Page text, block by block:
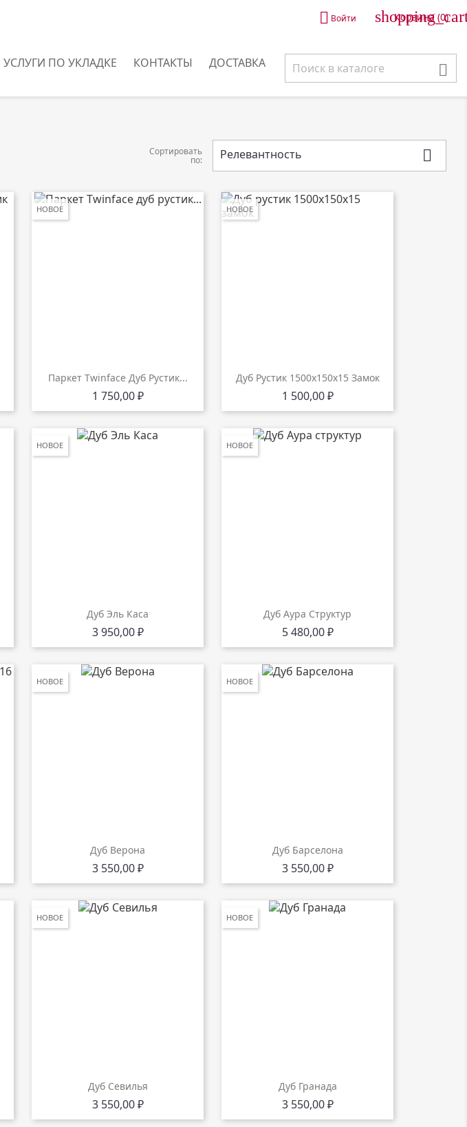
 Войти Корзина (0)
УСЛУГИ ПО УКЛАДКЕ КОНТАКТЫ ДОСТАВКА 
Сортировать
по: Релевантность 
Паркет Twinface Дуб Рустик...
Цена
1 750,00 ₽
НОВОЕ
Дуб Рустик 1500х150х15 Замок
Цена
1 500,00 ₽
НОВОЕ
Дуб Эль Каса
Цена
3 950,00 ₽
НОВОЕ
Дуб Аура Структур
Цена
5 480,00 ₽
НОВОЕ
Дуб Верона
Цена
3 550,00 ₽
НОВОЕ
Дуб Барселона
Цена
3 550,00 ₽
НОВОЕ
Дуб Севилья
Цена
3 550,00 ₽
НОВОЕ
Дуб Гранада
Цена
3 550,00 ₽
НОВОЕ